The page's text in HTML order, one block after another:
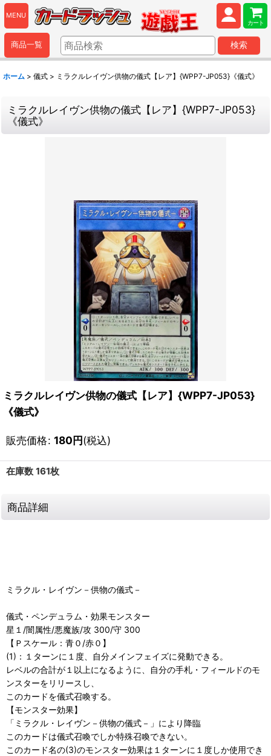
MENU
カート
商品一覧 検索
ホーム > 儀式 > ミラクルレイヴン供物の儀式【レア】{WPP7-JP053}《儀式》
ミラクルレイヴン供物の儀式【レア】{WPP7-JP053}
《儀式》
ミラクルレイヴン供物の儀式【レア】{WPP7-JP053}
《儀式》
販売価格: 180円(税込)
在庫数 161枚
商品詳細
ミラクル・レイヴン－供物の儀式－
儀式・ペンデュラム・効果モンスター
星１/闇属性/悪魔族/攻 300/守 300
【Ｐスケール：青０/赤０】
(1)：１ターンに１度、自分メインフェイズに発動できる。
レベルの合計が１以上になるように、自分の手札・フィールドのモ
ンスターをリリースし、
このカードを儀式召喚する。
【モンスター効果】
「ミラクル・レイヴン－供物の儀式－」により降臨
このカードは儀式召喚でしか特殊召喚できない。
このカード名の(3)のモンスター効果は１ターンに１度しか使用でき